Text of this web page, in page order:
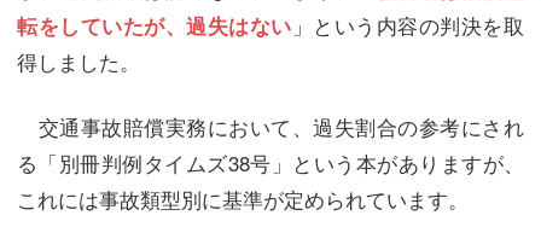
転をしていたが、過失はない 」という内容の判決を取
得しました。
交通事故賠償実務において、過失割合の参考にされ
る「別冊判例タイムズ38号」という本がありますが、
これには事故類型別に基準が定められています。